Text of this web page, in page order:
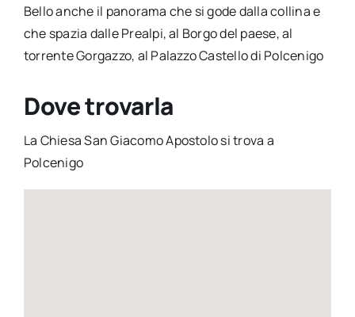
Bello anche il panorama che si gode dalla collina e
che spazia dalle Prealpi, al Borgo del paese, al
torrente Gorgazzo, al Palazzo Castello di Polcenigo
Dove trovarla
La Chiesa San Giacomo Apostolo si trova a
Polcenigo